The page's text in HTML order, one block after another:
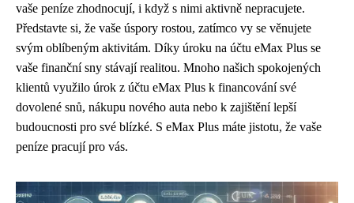
vaše peníze zhodnocují, i když s nimi aktivně nepracujete.
Představte si, že vaše úspory rostou, zatímco vy se věnujete
svým oblíbeným aktivitám. Díky úroku na účtu eMax Plus se
vaše finanční sny stávají realitou. Mnoho našich spokojených
klientů využilo úrok z účtu eMax Plus k financování své
dovolené snů, nákupu nového auta nebo k zajištění lepší
budoucnosti pro své blízké. S eMax Plus máte jistotu, že vaše
peníze pracují pro vás.